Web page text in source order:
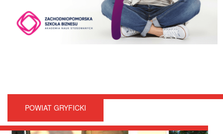
POWIAT GRYFICKI